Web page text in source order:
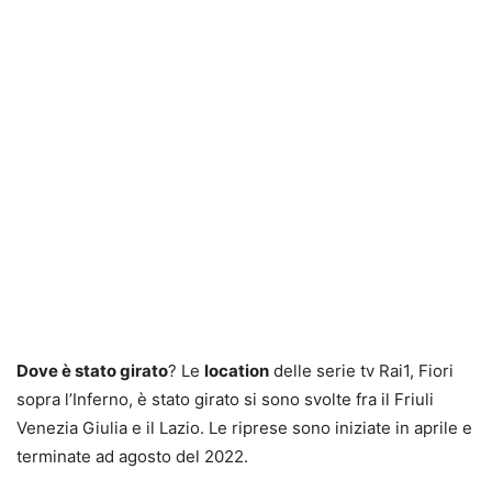
Dove è stato girato? Le location delle serie tv Rai1, Fiori
sopra l’Inferno, è stato girato si sono svolte fra il Friuli
Venezia Giulia e il Lazio. Le riprese sono iniziate in aprile e
terminate ad agosto del 2022.